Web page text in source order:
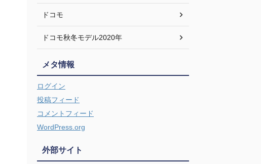
ドコモ
ドコモ秋冬モデル2020年
メタ情報
ログイン
投稿フィード
コメントフィード
WordPress.org
外部サイト